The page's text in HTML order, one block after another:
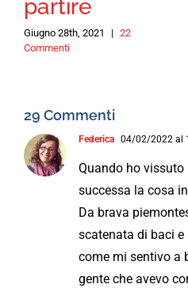
partire
Giugno 28th, 2021 | 22
Commenti
29 Commenti
Federica 04/02/2022 al
Quando ho
successa la cosa
Da brava
scatenata di baci
come mi sentivo a
gente che avevo